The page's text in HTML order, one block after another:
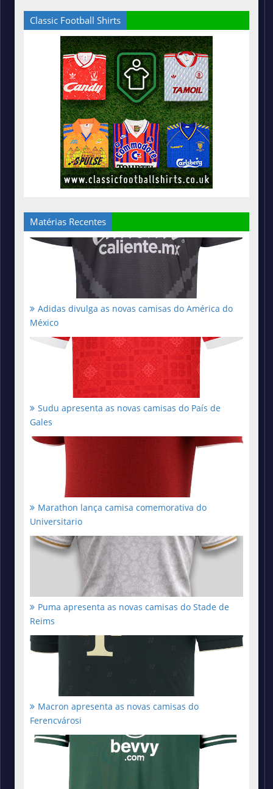
Classic Football Shirts
Matérias Recentes
Adidas divulga as novas camisas do América do
México
Sudu apresenta as novas camisas do País de
Gales
Marathon lança camisa comemorativa do
Universitario
Puma apresenta as novas camisas do Stade de
Reims
Macron apresenta as novas camisas do
Ferencvárosi